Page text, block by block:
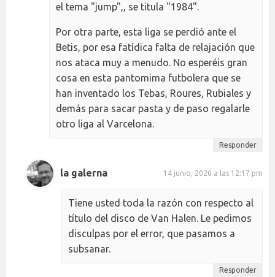
el tema "jump",, se titula "1984".
Por otra parte, esta liga se perdió ante el
Betis, por esa fatídica falta de relajación que
nos ataca muy a menudo. No esperéis gran
cosa en esta pantomima futbolera que se
han inventado los Tebas, Roures, Rubiales y
demás para sacar pasta y de paso regalarle
otro liga al Varcelona.
Responder
la galerna 14 junio, 2020 a las 12:17 pm
Tiene usted toda la razón con respecto al
título del disco de Van Halen. Le pedimos
disculpas por el error, que pasamos a
subsanar.
Responder